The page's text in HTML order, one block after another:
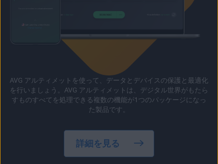
AVG アルティメットを使って、データとデバイスの保護と最適化
を行いましょう。AVG アルティメットは、デジタル世界がもたら
すものすべてを処理できる複数の機能が1つのパッケージになっ
た製品です。
詳細を見る